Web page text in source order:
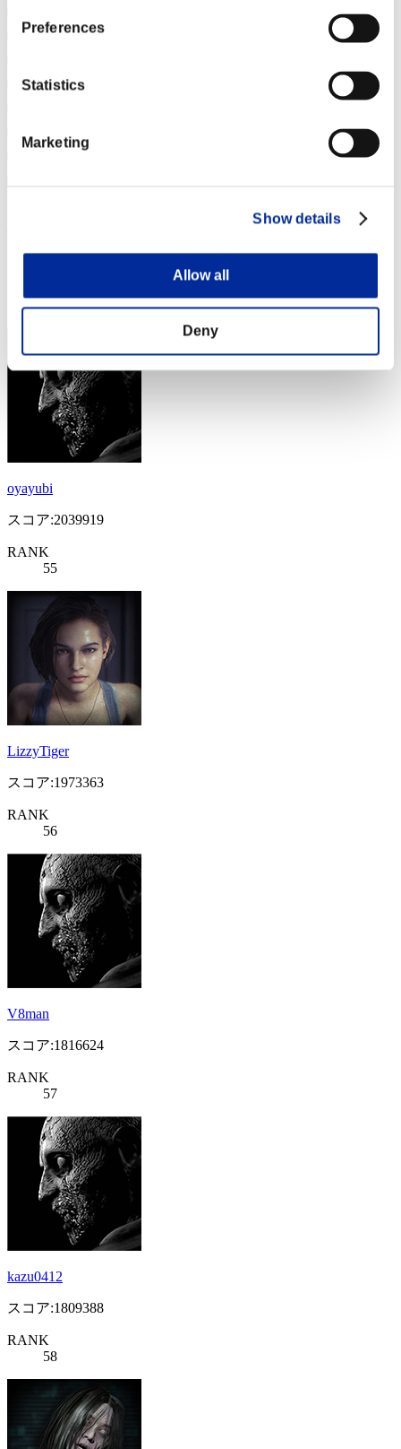
Preferences
Statistics
Marketing
Show details
Allow all
Deny
スコア:2096080
54
oyayubi
スコア:2039919
RANK
55
LizzyTiger
スコア:1973363
RANK
56
V8man
スコア:1816624
RANK
57
kazu0412
スコア:1809388
RANK
58